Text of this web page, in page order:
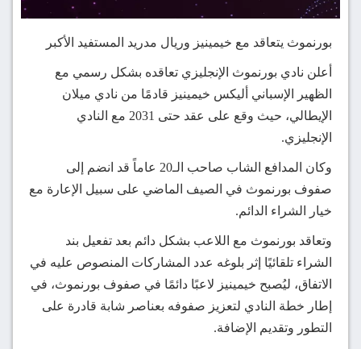
بورنموث يتعاقد مع خيمينيز وريال مدريد المستفيد الأكبر
أعلن نادي بورنموث الإنجليزي تعاقده بشكل رسمي مع
الظهير الإسباني أليكس خيمينيز قادمًا من نادي ميلان
الإيطالي، حيث وقع على عقد حتى 2031 مع النادي
الإنجليزي.
وكان المدافع الشاب صاحب الـ20 عاماً قد انضم إلى
صفوف بورنموث في الصيف الماضي على سبيل الإعارة مع
خيار الشراء الدائم.
وتعاقد بورنموث مع اللاعب بشكل دائم بعد تفعيل بند
الشراء تلقائيًا إثر بلوغه عدد المشاركات المنصوص عليه في
الاتفاق، ليُصبح خيمينيز لاعبًا دائمًا في صفوف بورنموث، في
إطار خطة النادي لتعزيز صفوفه بعناصر شابة قادرة على
التطور وتقديم الإضافة.